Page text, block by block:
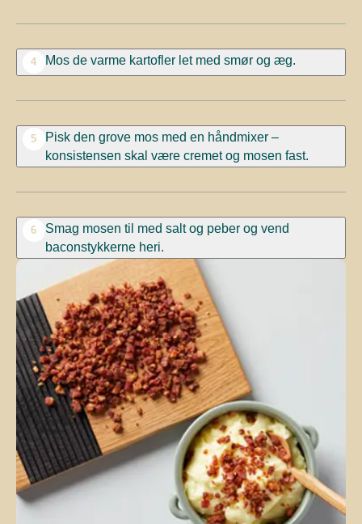
4 Mos de varme kartofler let med smør og æg.
5
Pisk den grove mos med en håndmixer –
konsistensen skal være cremet og mosen fast.
6
Smag mosen til med salt og peber og vend
baconstykkerne heri.